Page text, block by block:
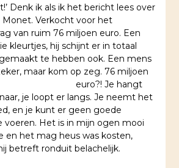
Denk ik als ik het bericht lees over
Monet. Verkocht voor het
van ruim 76 miljoen euro. Een
kleurtjes, hij schijnt er in totaal
te hebben ook. Een mens
maar kom op zeg. 76 miljoen
euro?! Je hangt
je loopt er langs. Je neemt het
en je kunt er geen goede
voeren. Het is in mijn ogen mooi
en het mag heus was kosten,
betreft ronduit belachelijk.